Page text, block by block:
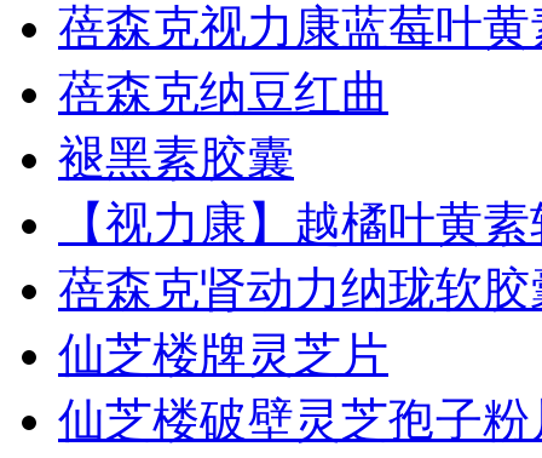
蓓森克视力康蓝莓叶
蓓森克纳豆红曲
褪黑素胶囊
【视力康】越橘叶黄
蓓森克肾动力纳珑软胶
仙芝楼牌灵芝片
仙芝楼破壁灵芝孢子粉